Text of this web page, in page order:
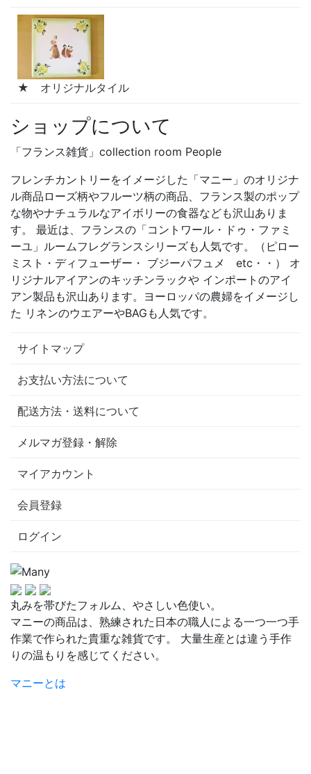
★ オリジナルタイル
ショップについて
「フランス雑貨」collection room People
フレンチカントリーをイメージした「マニー」のオリジナ
ル商品ローズ柄やフルーツ柄の商品、フランス製のポップ
な物やナチュラルなアイボリーの食器なども沢山ありま
す。 最近は、フランスの「コントワール・ドゥ・ファミ
ーユ」ルームフレグランスシリーズも人気です。（ピロー
ミスト・ディフューザー・ ブジーパフュメ etc・・） オ
リジナルアイアンのキッチンラックや インポートのアイ
アン製品も沢山あります。ヨーロッパの農婦をイメージし
た リネンのウエアーやBAGも人気です。
サイトマップ
お支払い方法について
配送方法・送料について
メルマガ登録・解除
マイアカウント
会員登録
ログイン
丸みを帯びたフォルム、やさしい色使い。
マニーの商品は、熟練された日本の職人による一つ一つ手
作業で作られた貴重な雑貨です。 大量生産とは違う手作
りの温もりを感じてください。
マニーとは